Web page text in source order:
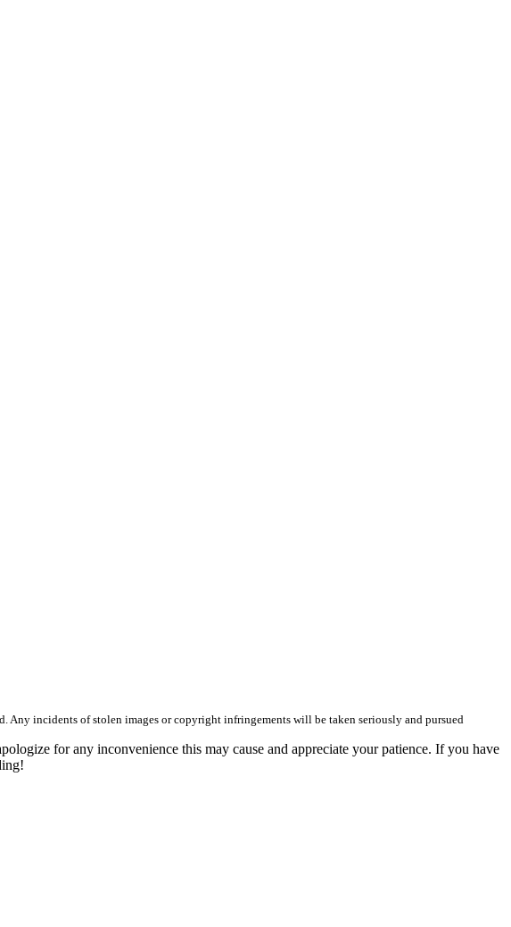
incidents of stolen images or copyright infringements will be taken seriously and pursued
for any inconvenience this may cause and appreciate your patience. If you have